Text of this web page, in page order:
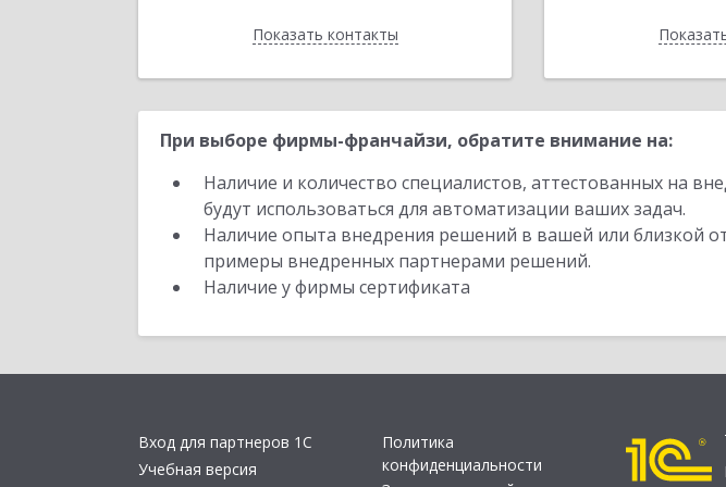
Показать контакты
Назад
При выборе фирмы-франчайзи, обратите внимание на:
Наличие и количество специалистов, аттестованных на
будут использоваться для автоматизации ваших задач.
Наличие опыта внедрения решений в вашей или близкой
примеры внедренных партнерами решений.
Наличие у фирмы сертификата
Вход для партнеров 1С
Учебная версия
Политика
конфиденциальности